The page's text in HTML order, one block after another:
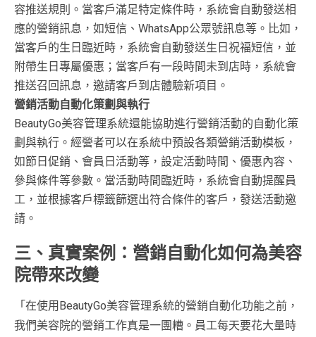
容推送規則。當客戶滿足特定條件時，系統會自動發送相
應的營銷訊息，如短信、WhatsApp公眾號訊息等。比如，
當客戶的生日臨近時，系統會自動發送生日祝福短信，並
附帶生日專屬優惠；當客戶有一段時間未到店時，系統會
推送召回訊息，邀請客戶到店體驗新項目。
營銷活動自動化策劃與執行
BeautyGo美容管理系統還能協助進行營銷活動的自動化策
劃與執行。經營者可以在系統中預設各類營銷活動模板，
如節日促銷、會員日活動等，設定活動時間、優惠內容、
參與條件等參數。當活動時間臨近時，系統會自動提醒員
工，並根據客戶標籤篩選出符合條件的客戶，發送活動邀
請。
三、真實案例：營銷自動化如何為美容
院帶來改變
「在使用BeautyGo美容管理系統的營銷自動化功能之前，
我們美容院的營銷工作真是一團糟。員工每天要花大量時